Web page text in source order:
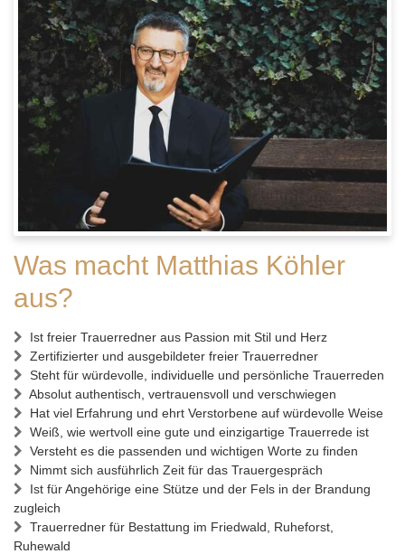
Was macht Matthias Köhler
aus?
Ist freier Trauerredner aus Passion mit Stil und Herz
Zertifizierter und ausgebildeter freier Trauerredner
Steht für würdevolle, individuelle und persönliche Trauerreden
Absolut authentisch, vertrauensvoll und verschwiegen
Hat viel Erfahrung und ehrt Verstorbene auf würdevolle Weise
Weiß, wie wertvoll eine gute und einzigartige Trauerrede ist
Versteht es die passenden und wichtigen Worte zu finden
Nimmt sich ausführlich Zeit für das Trauergespräch
Ist für Angehörige eine Stütze und der Fels in der Brandung
zugleich
Trauerredner für Bestattung im Friedwald, Ruheforst,
Ruhewald